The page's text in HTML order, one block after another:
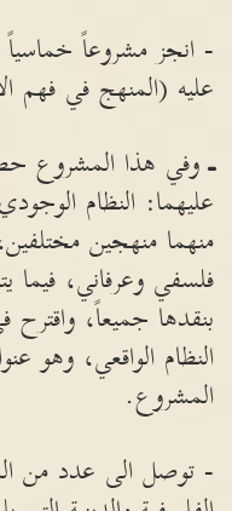
- انجز مشروعاً
عليه (المنهج في فهم
ـوفي هذا المشروع
عليهما: النظام
منهما منهجين
فلسفي وعرفاني، فيما
بنقدها جميعاً، واقترح
النظام الواقعي، وهو
المشروع.
- توصل الى عدد من